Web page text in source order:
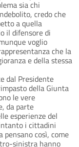
sia chi
credo che
a quella
il difensore di
voglio
che la
e della stessa
dal Presidente
della Giunta
le vere
da parte
esperienze del
i cittadini
pensano così, come
sinistra hanno